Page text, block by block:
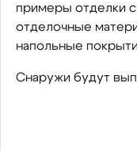
примеры отделки
отделочные
напольные
Снаружи будут